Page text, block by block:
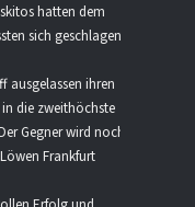
hatten dem
sich geschlagen
ausgelassen ihren
die zweithöchste
Gegner wird noch
Frankfurt